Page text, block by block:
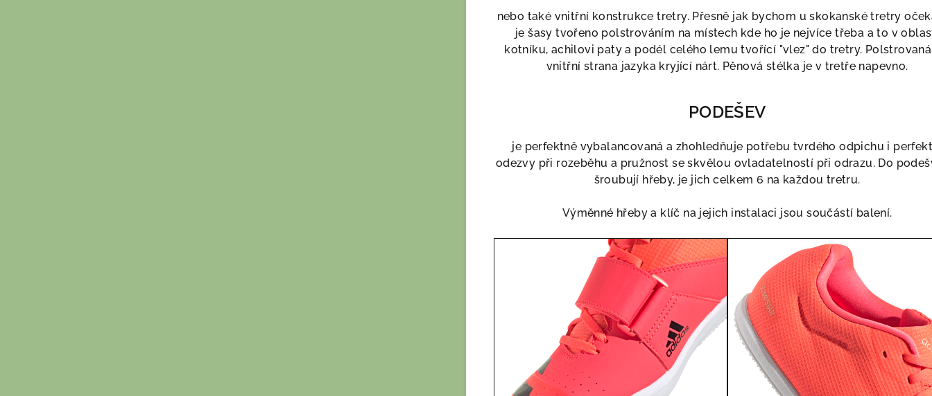
nebo také vnitřní konstrukce tretry. Přesně jak bychom u skokanské tretry
je šasy tvořeno polstrováním na místech kde ho je nejvíce třeba a to v
kotníku, achilovi paty a podél celého lemu tvořící "vlez" do tretry.
vnitřní strana jazyka kryjící nárt. Pěnová stélka je v tretře napevno.
PODEŠEV
je perfektně vybalancovaná a zhohledňuje potřebu tvrdého odpichu i
odezvy při rozeběhu a pružnost se skvělou ovladatelností při odrazu. Do
šroubují hřeby, je jich celkem 6 na každou tretru.
Výměnné hřeby a klíč na jejich instalaci jsou součástí balení.